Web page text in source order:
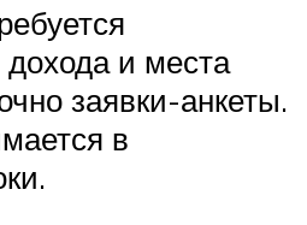
и места
заявки-анкеты.
в